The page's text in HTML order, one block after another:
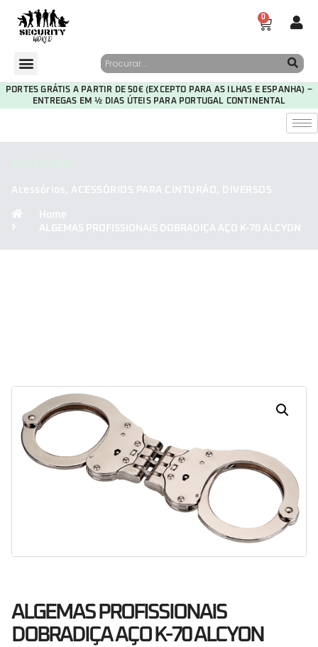
0
PORTES GRÁTIS A PARTIR DE 50€ (EXCEPTO PARA AS ILHAS E ESPANHA) –
ENTREGAS EM ½ DIAS ÚTEIS PARA PORTUGAL CONTINENTAL
Acessórios, ACESSÓRIOS PARA CINTURÃO , DIVERSOS
Home
ALGEMAS PROFISSIONAIS DOBRADIÇA AÇO K-70 ALCYON
ALGEMAS PROFISSIONAIS
DOBRADIÇA AÇO K-70 ALCYON